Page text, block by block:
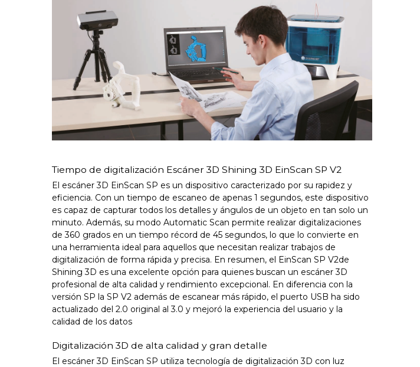
Tiempo de digitalización Escáner 3D Shining 3D EinScan SP V2
El escáner 3D EinScan SP es un dispositivo caracterizado por su rapidez y
eficiencia. Con un tiempo de escaneo de apenas 1 segundos, este dispositivo
es capaz de capturar todos los detalles y ángulos de un objeto en tan solo un
minuto. Además, su modo Automatic Scan permite realizar digitalizaciones
de 360 grados en un tiempo récord de 45 segundos, lo que lo convierte en
una herramienta ideal para aquellos que necesitan realizar trabajos de
digitalización de forma rápida y precisa. En resumen, el EinScan SP V2de
Shining 3D es una excelente opción para quienes buscan un escáner 3D
profesional de alta calidad y rendimiento excepcional. En diferencia con la
versión SP la SP V2 además de escanear más rápido, el puerto USB ha sido
actualizado del 2.0 original al 3.0 y mejoró la experiencia del usuario y la
calidad de los datos
Digitalización 3D de alta calidad y gran detalle
El escáner 3D EinScan SP utiliza tecnología de digitalización 3D con luz